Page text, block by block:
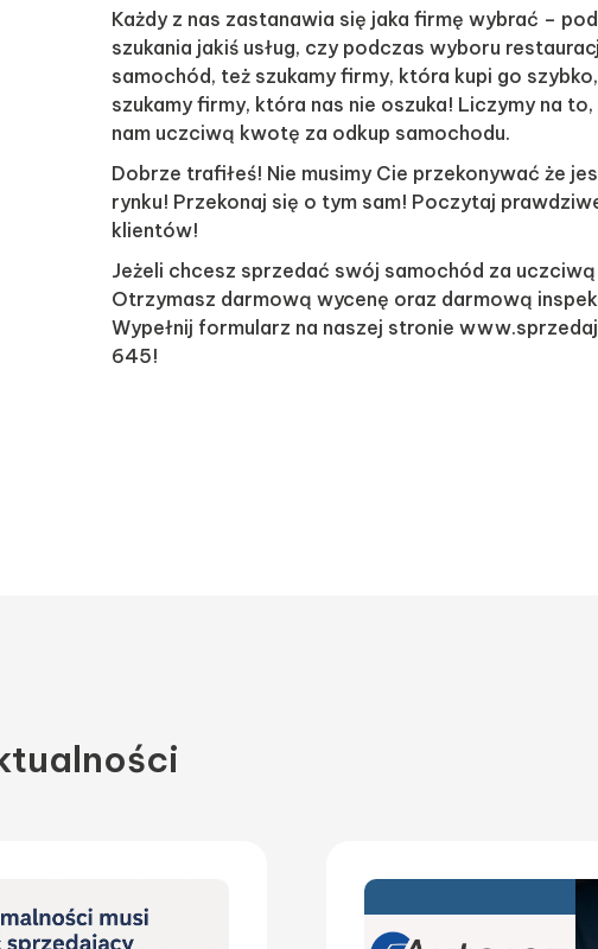
Każdy z nas zastanawia się jaka firmę wybrać –
szukania jakiś usług, czy podczas wyboru
samochód, też szukamy firmy, która kupi go
szukamy firmy, która nas nie oszuka! Liczymy na
nam uczciwą kwotę za odkup samochodu.
Dobrze trafiłeś! Nie musimy Cie przekonywać że
rynku! Przekonaj się o tym sam! Poczytaj
klientów!
Jeżeli chcesz sprzedać swój samochód za
Otrzymasz darmową wycenę oraz darmową
Wypełnij formularz na naszej stronie
645!